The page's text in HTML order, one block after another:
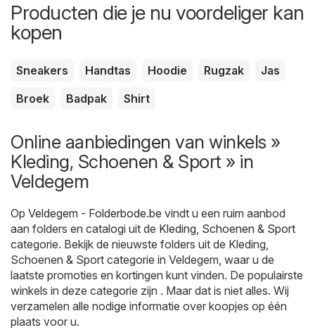
Producten die je nu voordeliger kan
kopen
Sneakers Handtas Hoodie Rugzak
Jas
Broek
Badpak Shirt
Online aanbiedingen van winkels »
Kleding, Schoenen & Sport » in
Veldegem
Op Veldegem - Folderbode.be vindt u een ruim aanbod
aan folders en catalogi uit de Kleding, Schoenen & Sport
categorie. Bekijk de nieuwste folders uit de Kleding,
Schoenen & Sport categorie in Veldegem, waar u de
laatste promoties en kortingen kunt vinden. De populairste
winkels in deze categorie zijn . Maar dat is niet alles. Wij
verzamelen alle nodige informatie over koopjes op één
plaats voor u.